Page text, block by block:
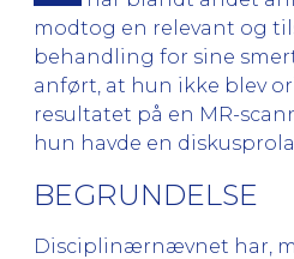
modtog en relevant og
behandling for sine
anført, at hun ikke blev
resultatet på en MR-
hun havde en
BEGRUNDELSE
Disciplinærnævnet har,